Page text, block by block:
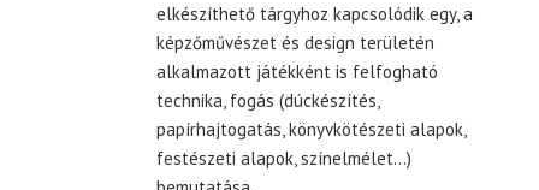
elkészíthető tárgyhoz kapcsolódik egy, a
képzőművészet és design területén
alkalmazott játékként is felfogható
technika, fogás (dúckészítés,
papírhajtogatás, könyvkötészeti alapok,
festészeti alapok, színelmélet…)